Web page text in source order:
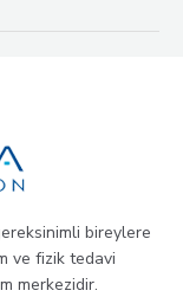
bireylere
ve fizik tedavi
merkezidir.